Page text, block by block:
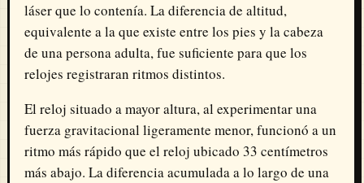
láser que lo contenía. La diferencia de altitud,
equivalente a la que existe entre los pies y la cabeza
de una persona adulta, fue suficiente para que los
relojes registraran ritmos distintos.
El reloj situado a mayor altura, al experimentar una
fuerza gravitacional ligeramente menor, funcionó a un
ritmo más rápido que el reloj ubicado 33 centímetros
más abajo. La diferencia acumulada a lo largo de una